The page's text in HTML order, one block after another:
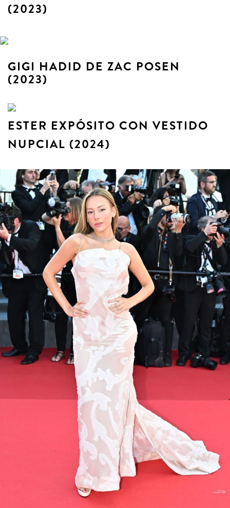
(2023)
GIGI HADID DE ZAC POSEN
(2023)
ESTER EXPÓSITO CON VESTIDO
NUPCIAL (2024)